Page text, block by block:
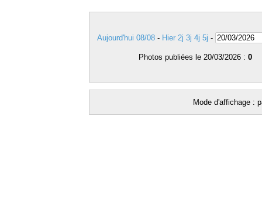
Aujourd'hui 08/08 - Hier 2j 3j 4j 5j -
Photos publiées le 20/03/2026 : 0
Mode d'affichage :